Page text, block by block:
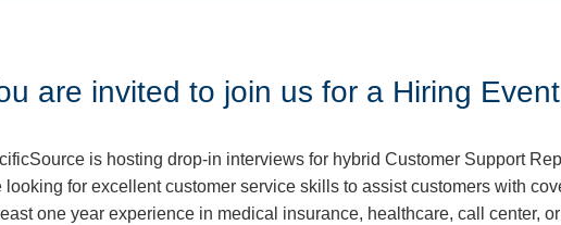
are invited to join us for a Hiring
is hosting drop-in interviews for hybrid Customer Support
looking for excellent customer service skills to assist customers with
one year experience in medical insurance, healthcare, call center,